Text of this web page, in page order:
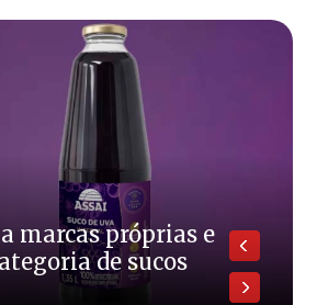
marcas próprias e
de sucos